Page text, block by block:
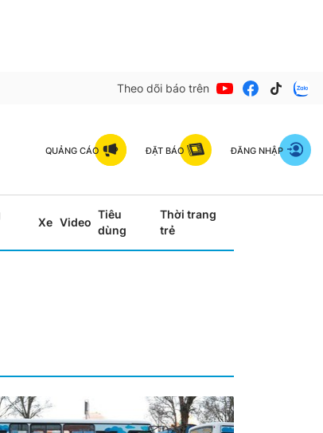
Theo dõi báo trên
QUẢNG CÁO ĐẶT BÁO ĐĂNG NHẬP
Xe Video
Tiêu
dùng
Thời trang
trẻ